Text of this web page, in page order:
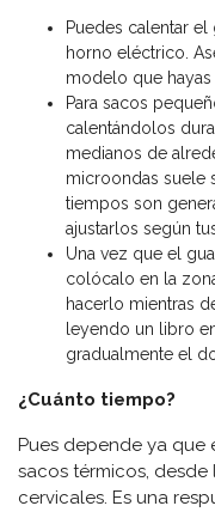
Puedes calentar
horno eléctrico.
modelo que hayas
Para sacos
calentándolos
medianos de
microondas suele
tiempos son
ajustarlos según
Una vez que el
colócalo en la
hacerlo mientras
leyendo un libro
gradualmente el
¿Cuánto tiempo?
Pues depende ya que
sacos térmicos,
cervicales. Es una